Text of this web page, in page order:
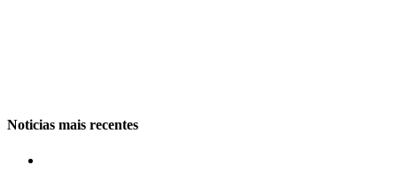
Noticias mais recentes